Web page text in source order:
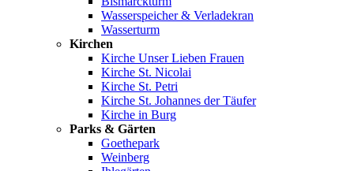
Wasserspeicher & Verladekran
Wasserturm
Kirchen
Kirche Unser Lieben Frauen
Kirche St. Nicolai
Kirche St. Petri
Kirche St. Johannes der Täufer
Kirche in Burg
Parks & Gärten
Goethepark
Weinberg